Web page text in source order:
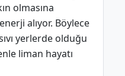
olmasına
alıyor. Böylece
yerlerde olduğu
liman hayatı